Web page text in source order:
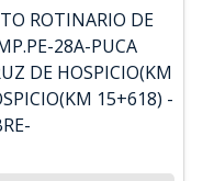
ROTINARIO DE
28A-PUCA
DE HOSPICIO(KM
15+618) -